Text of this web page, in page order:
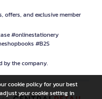
offers, and exclusive member
#onlinestationery
#B2S
by the company.
cookie policy for your best
your cookie setting in